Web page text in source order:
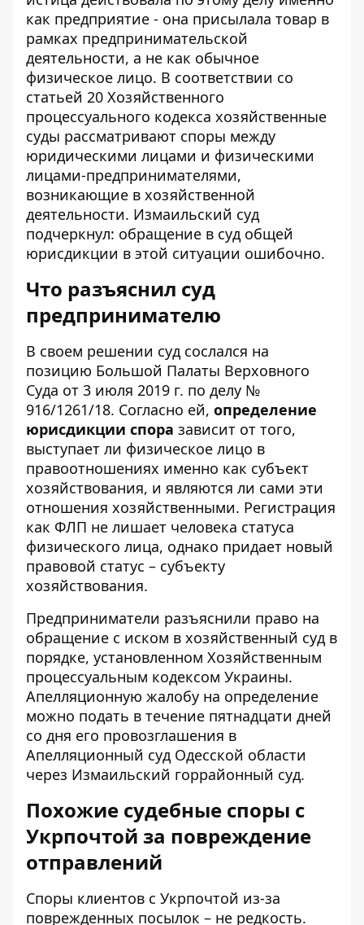
как предприятие - она ​​присылала товар в
рамках предпринимательской
деятельности, а не как обычное
физическое лицо. В соответствии со
статьей 20 Хозяйственного
процессуального кодекса хозяйственные
суды рассматривают споры между
юридическими лицами и физическими
лицами-предпринимателями,
возникающие в хозяйственной
деятельности. Измаильский суд
подчеркнул: обращение в суд общей
юрисдикции в этой ситуации ошибочно.
Что разъяснил суд
предпринимателю
В своем решении суд сослался на
позицию Большой Палаты Верховного
Суда от 3 июля 2019 г. по делу №
916/1261/18. Согласно ей, определение
юрисдикции спора зависит от того,
выступает ли физическое лицо в
правоотношениях именно как субъект
хозяйствования, и являются ли сами эти
отношения хозяйственными. Регистрация
как ФЛП не лишает человека статуса
физического лица, однако придает новый
правовой статус – субъекту
хозяйствования.
Предприниматели разъяснили право на
обращение с иском в хозяйственный суд в
порядке, установленном Хозяйственным
процессуальным кодексом Украины.
Апелляционную жалобу на определение
можно подать в течение пятнадцати дней
со дня его провозглашения в
Апелляционный суд Одесской области
через Измаильский горрайонный суд.
Похожие судебные споры с
Укрпочтой за повреждение
отправлений
Споры клиентов с Укрпочтой из-за
поврежденных посылок – не редкость.